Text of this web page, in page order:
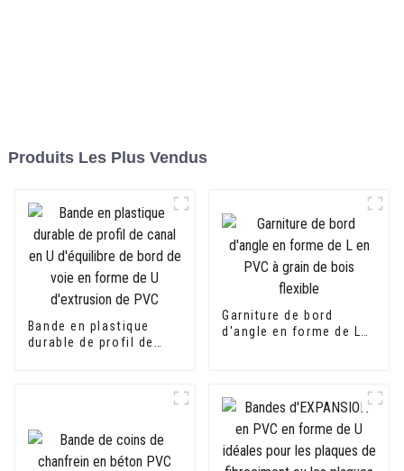
Produits Les Plus Vendus
Bande en plastique
durable de profil de
forme de U d'extrusion
Garniture de bord
d'angle en forme de L